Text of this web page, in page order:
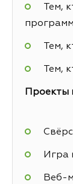
Тем,
Тем,
Тем,
Проекты
Игра
Веб-